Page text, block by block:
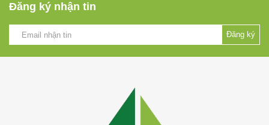
Đăng ký nhận tin
Đăng ký